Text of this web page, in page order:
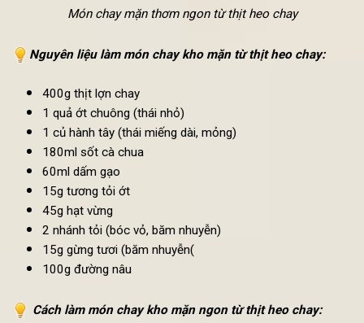
Món chay mặn thơm ngon từ thịt heo chay
Nguyên liệu làm món chay kho mặn từ thịt heo chay:
400g thịt lợn chay
1 quả ớt chuông (thái nhỏ)
1 củ hành tây (thái miếng dài, mỏng)
180ml sốt cà chua
15g tương tỏi ớt